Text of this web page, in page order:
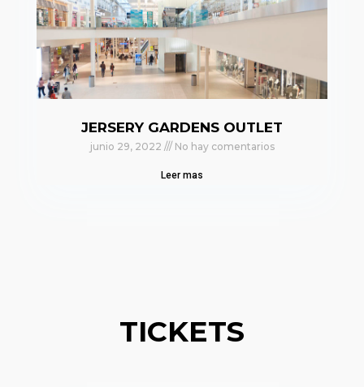
JERSERY GARDENS OUTLET
junio 29, 2022 No hay comentarios
Leer mas
TICKETS